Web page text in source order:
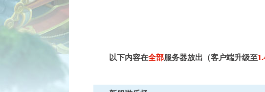
以下内容在全部服务器放出（客户端升级至